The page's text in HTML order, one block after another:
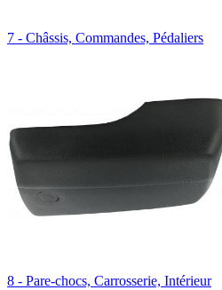
7 - Châssis, Commandes, Pédaliers
8 - Pare-chocs, Carrosserie, Intérieur